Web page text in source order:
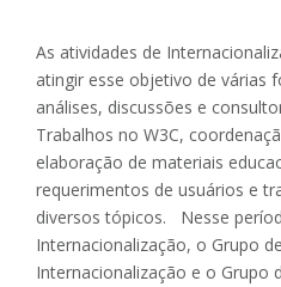
As atividades de
atingir esse objetivo de várias
análises, discussões e
Trabalhos no W3C,
elaboração de materiais
requerimentos de usuários e
diversos tópicos. Nesse
Internacionalização, o Grupo
Internacionalização e o Grupo